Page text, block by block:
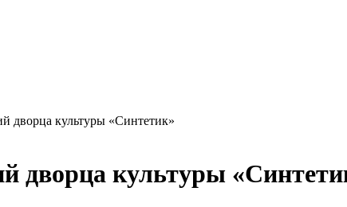
дворца культуры «Синтетик»
дворца культуры